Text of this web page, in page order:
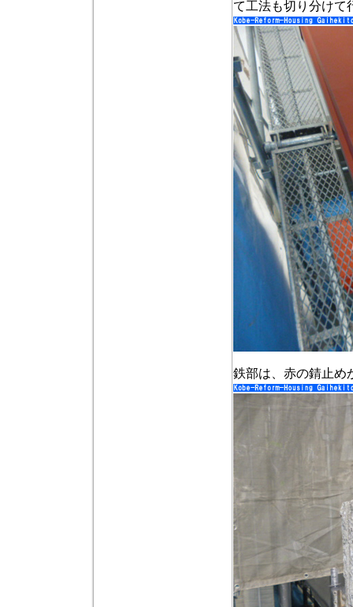
て工法も切り分けて
鉄部は、赤の錆止め